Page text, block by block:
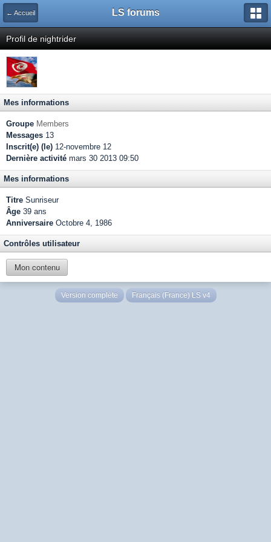
← Accueil LS forums
Profil de nightrider
Mes informations
Groupe Members
Messages 13
Inscrit(e) (le) 12-novembre 12
Dernière activité mars 30 2013 09:50
Mes informations
Titre Sunriseur
Âge 39 ans
Anniversaire Octobre 4, 1986
Contrôles utilisateur
Mon contenu
Version complète Français (France) LS v4